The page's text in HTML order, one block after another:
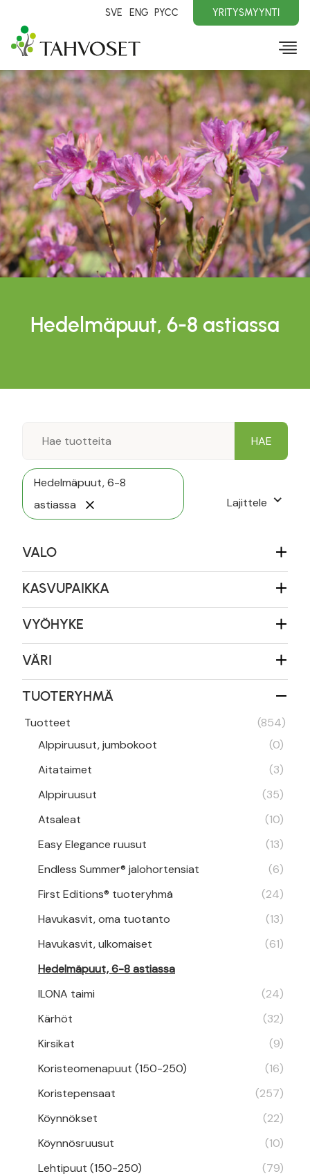
SVE ENG PYCC YRITYSMYYNTI
Hedelmäpuut, 6-8 astiassa
Hedelmäpuut, 6-8
astiassa
Lajittele
VALO
KASVUPAIKKA
VYÖHYKE
VÄRI
TUOTERYHMÄ
Tuotteet
(854)
Alppiruusut, jumbokoot
(0)
Aitataimet
(3)
Alppiruusut
(35)
Atsaleat
(10)
Easy Elegance ruusut
(13)
Endless Summer® jalohortensiat
(6)
First Editions® tuoteryhmä
(24)
Havukasvit, oma tuotanto
(13)
Havukasvit, ulkomaiset
(61)
Hedelmäpuut, 6-8 astiassa
ILONA taimi
(24)
Kärhöt
(32)
Kirsikat
(9)
Koristeomenapuut (150-250)
(16)
Koristepensaat
(257)
Köynnökset
(22)
Köynnösruusut
(10)
Lehtipuut (150-250)
(79)